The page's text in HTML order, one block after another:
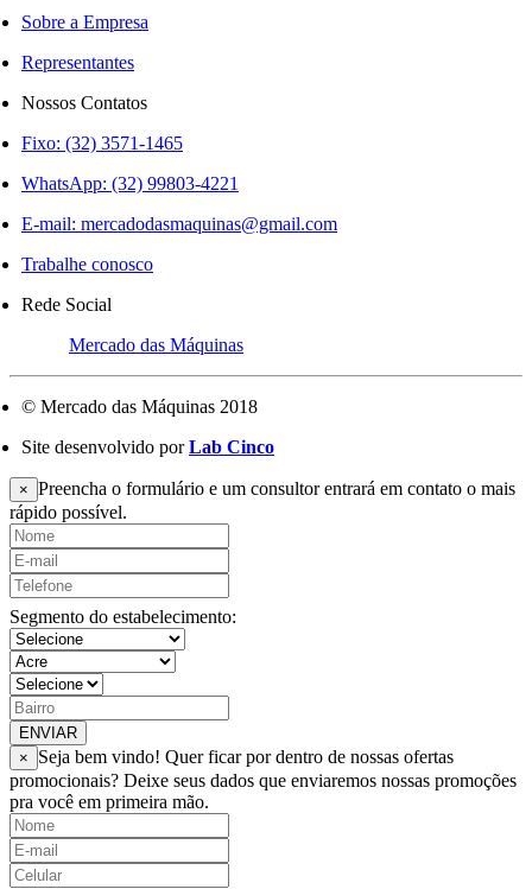
Sobre a Empresa
Representantes
Nossos Contatos
Fixo: (32) 3571-1465
WhatsApp: (32) 99803-4221
E-mail: mercadodasmaquinas@gmail.com
Trabalhe conosco
Rede Social
Mercado das Máquinas
© Mercado das Máquinas 2018
Site desenvolvido por Lab Cinco
× Preencha o formulário e um consultor entrará em contato o mais
rápido possível.
Segmento do estabelecimento:
ENVIAR
×
Seja bem vindo! Quer ficar por dentro de nossas ofertas
promocionais? Deixe seus dados que enviaremos nossas promoções
pra você em primeira mão.